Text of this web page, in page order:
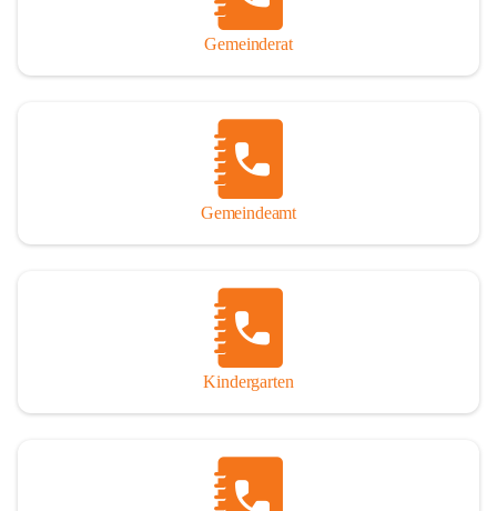
Gemeinderat
Gemeindeamt
Kindergarten